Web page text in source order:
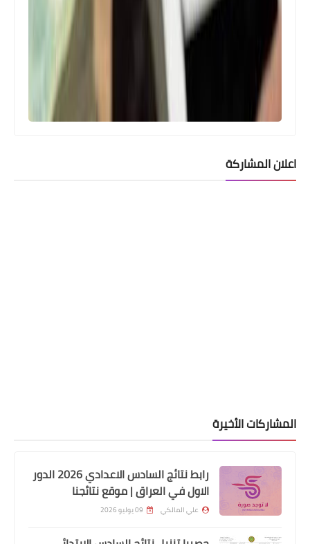
طفيف بدرجات الحرارة.اعلان المشاركة
المشاركات الأخيرة
رابط نتائج السادس الاعدادي 2026 الدور
الاول في العراق | موقع نتائجنا
علي المالكي 09 يوليو 2026